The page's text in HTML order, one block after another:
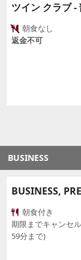
ツイン クラブ -
朝食なし
返金不可
BUSINESS
BUSINESS,
朝食付き
期限までキャンセ
59分まで)